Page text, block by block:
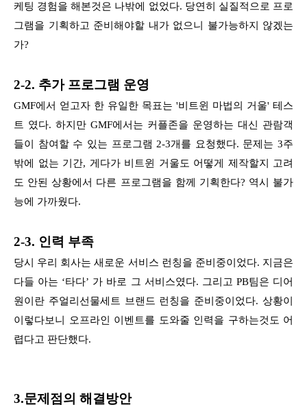
케팅 경험을 해본것은 나밖에 없었다. 당연히 실질적으로 프로
그램을 기획하고 준비해야할 내가 없으니 불가능하지 않겠는
가?
2-2. 추가 프로그램 운영
GMF에서 얻고자 한 유일한 목표는 '비트윈 마법의 거울' 테스
트 였다. 하지만 GMF에서는 커플존을 운영하는 대신 관람객
들이 참여할 수 있는 프로그램 2-3개를 요청했다. 문제는 3주
밖에 없는 기간, 게다가 비트윈 거울도 어떻게 제작할지 고려
도 안된 상황에서 다른 프로그램을 함께 기획한다? 역시 불가
능에 가까웠다.
2-3. 인력 부족
당시 우리 회사는 새로운 서비스 런칭을 준비중이었다. 지금은
다들 아는 ‘타다’ 가 바로 그 서비스였다. 그리고 PB팀은 디어
원이란 주얼리선물세트 브랜드 런칭을 준비중이었다. 상황이
이렇다보니 오프라인 이벤트를 도와줄 인력을 구하는것도 어
렵다고 판단했다.
3.문제점의 해결방안